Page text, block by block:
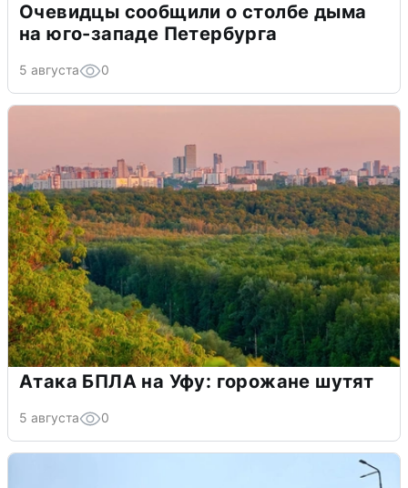
Очевидцы сообщили о столбе дыма
на юго-западе Петербурга
5 августа 0
Атака БПЛА на Уфу: горожане шутят
5 августа 0